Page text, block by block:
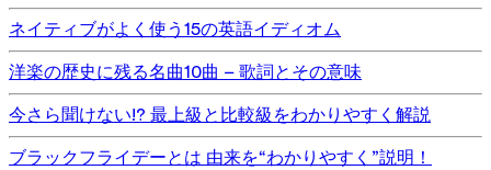
ネイティブがよく使う15の英語イディオム
洋楽の歴史に残る名曲10曲 – 歌詞とその意味
今さら聞けない!? 最上級と比較級をわかりやすく解説
ブラックフライデーとは 由来を“わかりやすく”説明！